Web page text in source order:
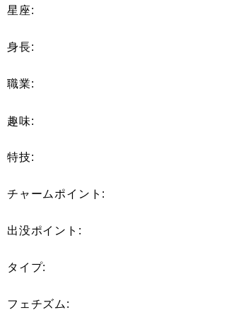
星座:
身長:
職業:
趣味:
特技:
チャームポイント:
タイプ:
出没ポイント:
​フェチズム: